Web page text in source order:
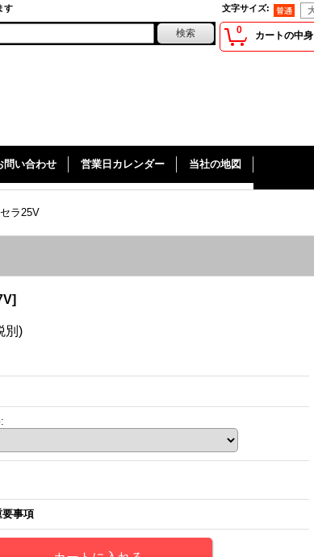
す 文字サイズ:
0 カートの中身
問い合わせ 営業日カレンダー 当社の地図
ラ25V
]
別)
:
要事項